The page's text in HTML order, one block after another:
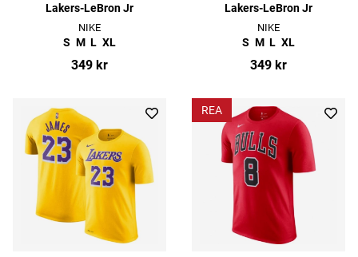
Lakers-LeBron Jr
NIKE
S M L XL
349 kr
Lakers-LeBron Jr
NIKE
S M L XL
349 kr
REA